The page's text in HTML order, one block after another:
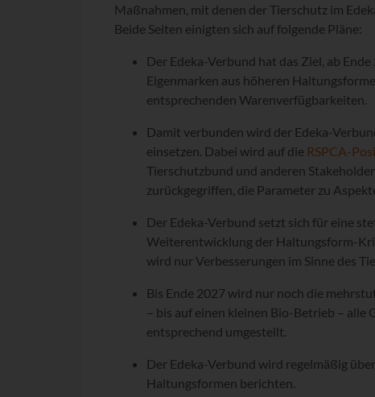
Maßnahmen, mit denen der Tierschutz im
Beide Seiten einigten sich auf folgende Pläne:
Der Edeka-Verbund hat das Ziel, ab
Eigenmarken aus höheren
entsprechenden Warenverfügbarkeiten.
Damit verbunden wird der Edeka-
einsetzen. Dabei wird auf die RSPCA-
Tierschutzbund und anderen
zurückgegriffen, die Parameter zu
Der Edeka-Verbund setzt sich für eine
Weiterentwicklung der Haltungsform-
wird nur Verbesserungen im Sinne des
Bis Ende 2027 wird nur noch die
– bis auf einen kleinen Bio-Betrieb – alle
entsprechend umgestellt.
Der Edeka-Verbund wird regelmäßig
Haltungsformen berichten.